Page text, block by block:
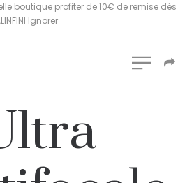
boutique profiter de 10€ de remise dès
Ignorer